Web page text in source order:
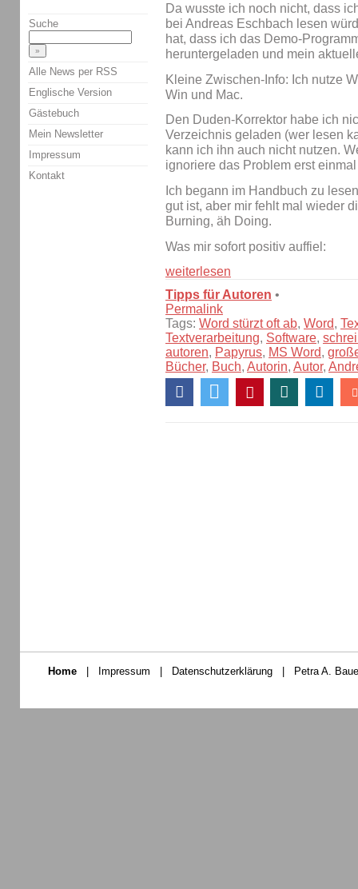
Da wusste ich noch nicht, dass
bei Andreas Eschbach lesen
hat, dass ich das Demo-
heruntergeladen und mein
Kleine Zwischen-Info: Ich nutze
Win und Mac.
Den Duden-Korrektor habe ich
Verzeichnis geladen (wer lesen
kann ich ihn auch nicht nutzen.
ignoriere das Problem erst
Ich begann im Handbuch zu
gut ist, aber mir fehlt mal wieder
Burning, äh Doing.
Was mir sofort positiv auffiel:
weiterlesen
Tipps für Autoren •
Permalink
Tags: Word stürzt oft ab, Word,
Textverarbeitung, Software,
autoren, Papyrus, MS Word,
Bücher, Buch, Autorin, Autor,
Suche
Alle News per RSS
Englische Version
Gästebuch
Mein Newsletter
Impressum
Kontakt
Home | Impressum | Datenschutzerklärung | Petra A.